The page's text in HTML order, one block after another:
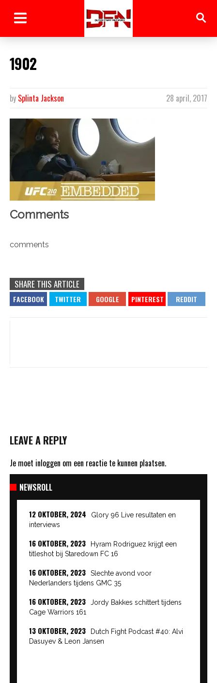
1902
28 april, 2017
by Splinta Jackson
Comments
comments
SHARE THIS ARTICLE
LEAVE A REPLY
Je moet inloggen om een reactie te kunnen plaatsen.
NEWSROLL
12 OKTOBER, 2024
Glory 96 Live resultaten en
interviews
16 OKTOBER, 2023
Hyram Rodriguez krijgt een
titleshot bij Staredown FC 16
16 OKTOBER, 2023
Slechte avond voor
Nederlanders tijdens GMC 35
16 OKTOBER, 2023
Jordy Bakkes schittert tijdens
Cage Warriors 161
13 OKTOBER, 2023
Dutch Fight Podcast #40: Alvi
Dasuyev & Leon Jansen